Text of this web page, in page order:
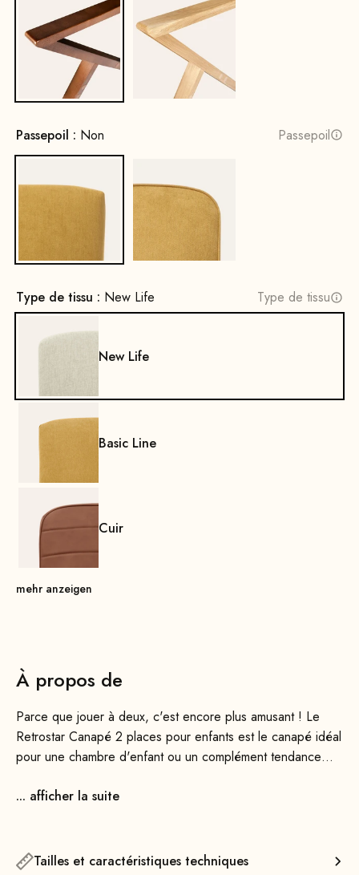
Bois de hêtre, teinté noyerBois de chêne, naturel
Passepoil : Non Passepoil
Type de tissu : New Life Type de tissu
New Life
Basic Line
Cuir
mehr anzeigen
À propos de
Parce que jouer à deux, c'est encore plus amusant ! Le
Retrostar Canapé 2 places pour enfants est le canapé idéal
pour une chambre d'enfant ou un complément tendance
2 places Retrostar pour enfants met en valeur n'importe
moins encombrant, ce qui le rend idéal pour les petites
... afficher la suite
Tailles et caractéristiques techniques